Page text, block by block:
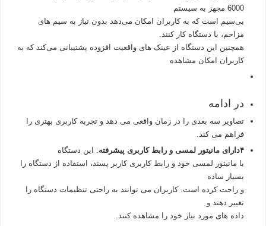
6000 مجهز به سیستم
بی‌سیم است که به کاربران امکان می‌دهد بدون نیاز به سیم‌ های
مزاحم، با دستگاه کار کنند.
همچنین این دستگاه از عینک‌ های واقعیت افزوده پشتیبانی می‌کند که به
کاربران امکان مشاهده
در ادامه
تصاویر سه‌ بعدی را در زمان واقعی می‌ دهد و تجربه کاربری بهتری را
فراهم می‌ کند.
۴دارای مانیتور لمسی و رابط کاربری پیشرفته
: این دستگاه
با مانیتور لمسی خود و رابط کاربری کاربر پسند، استفاده از دستگاه را
بسیار ساده
و راحت کرده است. کاربران می‌ توانند به راحتی تنظیمات دستگاه را
تغییر دهند و
داده‌ های مورد نیاز خود را مشاهده کنند.